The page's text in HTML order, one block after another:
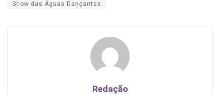
Show das Águas Dançantes
Redação